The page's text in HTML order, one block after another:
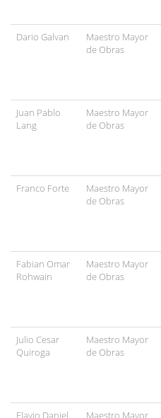
Dario Galvan
Maestro Mayor
de Obras
Juan Pablo
Lang
Maestro Mayor
de Obras
Franco Forte
Maestro Mayor
de Obras
Fabian Omar
Rohwain
Maestro Mayor
de Obras
Julio Cesar
Quiroga
Maestro Mayor
de Obras
Flavio Daniel Maestro Mayor